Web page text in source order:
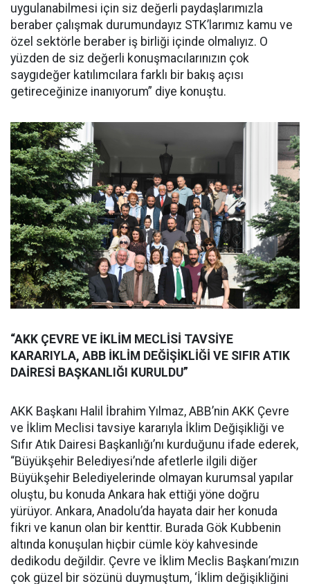
uygulanabilmesi için siz değerli paydaşlarımızla
beraber çalışmak durumundayız STK’larımız kamu ve
özel sektörle beraber iş birliği içinde olmalıyız. O
yüzden de siz değerli konuşmacılarınızın çok
saygıdeğer katılımcılara farklı bir bakış açısı
getireceğinize inanıyorum” diye konuştu.
“AKK ÇEVRE VE İKLİM MECLİSİ TAVSİYE
KARARIYLA, ABB İKLİM DEĞİŞİKLİĞİ VE SIFIR ATIK
DAİRESİ BAŞKANLIĞI KURULDU”
AKK Başkanı Halil İbrahim Yılmaz, ABB’nin AKK Çevre
ve İklim Meclisi tavsiye kararıyla İklim Değişikliği ve
Sıfır Atık Dairesi Başkanlığı’nı kurduğunu ifade ederek,
“Büyükşehir Belediyesi’nde afetlerle ilgili diğer
Büyükşehir Belediyelerinde olmayan kurumsal yapılar
oluştu, bu konuda Ankara hak ettiği yöne doğru
yürüyor. Ankara, Anadolu’da hayata dair her konuda
fikri ve kanun olan bir kenttir. Burada Gök Kubbenin
altında konuşulan hiçbir cümle köy kahvesinde
dedikodu değildir. Çevre ve İklim Meclis Başkanı’mızın
çok güzel bir sözünü duymuştum, ‘İklim değişikliğini